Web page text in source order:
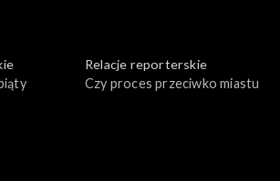
Relacje reporterskie
Czy proces przeciwko miastu